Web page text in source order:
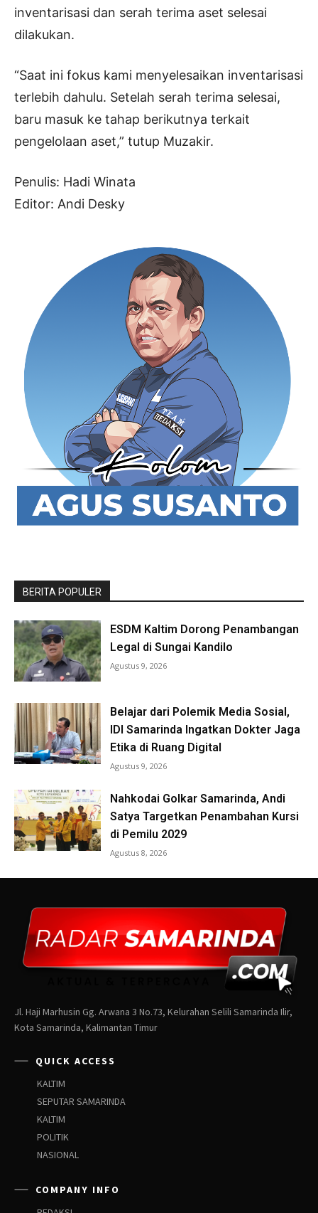
Jl. Haji Marhusin Gg. Arwana 3 No.73, Kelurahan Selili Samarinda Ilir,
Kota Samarinda, Kalimantan Timur
QUICK ACCESS
KALTIM
SEPUTAR SAMARINDA
KALTIM
POLITIK
NASIONAL
COMPANY INFO